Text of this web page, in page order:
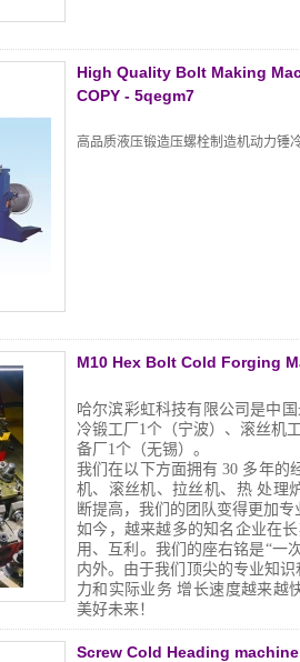
锻造力
最大切断直径
速度范围
P.K.O 行程
K.O行程
主滑块行程
主电机
切断模具尺寸
冲模尺寸
主要模具尺寸
模具间距
主要重量
普通螺栓尺寸
毛坯柄长
High Quality Bolt Making
COPY - 5qegm7
高品质液压锻造压螺栓制造机动力锤
M10 Hex Bolt Cold Forging
哈尔滨彩虹科技有限公司是中
冷锻工厂1个（宁波）、滚丝机
备厂1个（无锡）。
我们在以下方面拥有 30 多年的
机、滚丝机、拉丝机、热 处理
断提高，我们的团队变得更加专
如今，越来越多的知名企业在
用、互利。我们的座右铭是“一
内外。由于我们顶尖的专业知
力和实际业务 增长速度越来越
美好未来！
Screw Cold Heading machine